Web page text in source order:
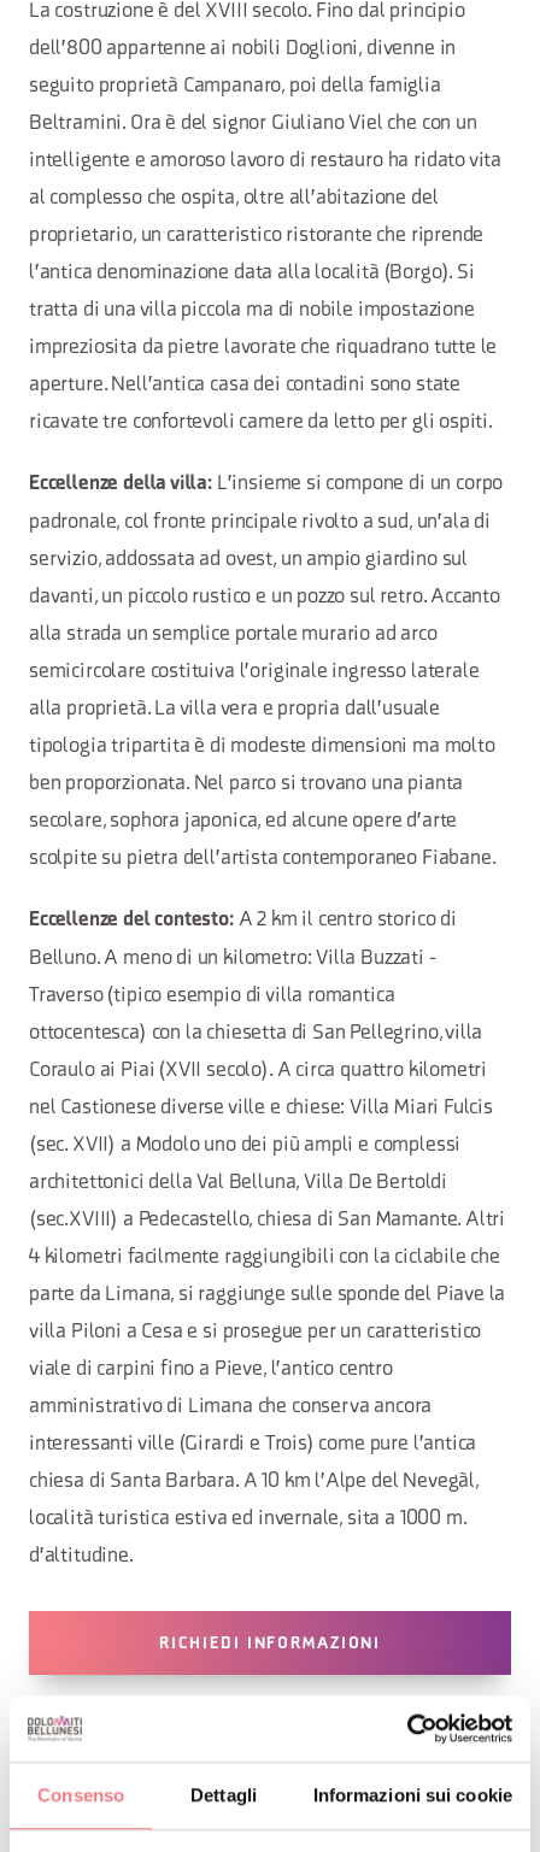
Consenso Dettagli Informazioni sui cookie
La costruzione è del XVIII secolo. Fino dal principio
dell'800 appartenne ai nobili Doglioni, divenne in
seguito proprietà Campanaro, poi della famiglia
Beltramini. Ora è del signor Giuliano Viel che con un
intelligente e amoroso lavoro di restauro ha ridato vita
al complesso che ospita, oltre all'abitazione del
proprietario, un caratteristico ristorante che riprende
l'antica denominazione data alla località (Borgo). Si
tratta di una villa piccola ma di nobile impostazione
impreziosita da pietre lavorate che riquadrano tutte le
aperture. Nell'antica casa dei contadini sono state
ricavate tre confortevoli camere da letto per gli ospiti.
Eccellenze della villa: L'insieme si compone di un corpo
padronale, col fronte principale rivolto a sud, un'ala di
servizio, addossata ad ovest, un ampio giardino sul
davanti, un piccolo rustico e un pozzo sul retro. Accanto
alla strada un semplice portale murario ad arco
semicircolare costituiva l'originale ingresso laterale
alla proprietà. La villa vera e propria dall'usuale
tipologia tripartita è di modeste dimensioni ma molto
ben proporzionata. Nel parco si trovano una pianta
secolare, sophora japonica, ed alcune opere d'arte
scolpite su pietra dell'artista contemporaneo Fiabane.
Eccellenze del contesto: A 2 km il centro storico di
Belluno. A meno di un kilometro: Villa Buzzati -
Traverso (tipico esempio di villa romantica
ottocentesca) con la chiesetta di San Pellegrino, villa
Coraulo ai Piai (XVII secolo). A circa quattro kilometri
nel Castionese diverse ville e chiese: Villa Miari Fulcis
(sec. XVII) a Modolo uno dei più ampli e complessi
architettonici della Val Belluna, Villa De Bertoldi
(sec.XVIII) a Pedecastello, chiesa di San Mamante. Altri
4 kilometri facilmente raggiungibili con la ciclabile che
parte da Limana, si raggiunge sulle sponde del Piave la
villa Piloni a Cesa e si prosegue per un caratteristico
viale di carpini fino a Pieve, l'antico centro
amministrativo di Limana che conserva ancora
interessanti ville (Girardi e Trois) come pure l'antica
chiesa di Santa Barbara. A 10 km l'Alpe del Nevegàl,
località turistica estiva ed invernale, sita a 1000 m.
d'altitudine.
RICHIEDI INFORMAZIONI
4 - 8 novembre 2026
: mercoledì, giovedì, venerdì,
sabato, domenica dalle 10:00 alle 12:00